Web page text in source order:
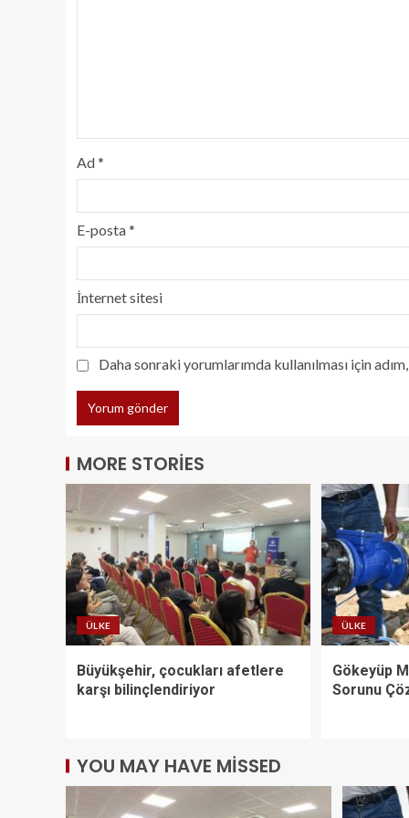
Ad*
E-posta*
İnternet sitesi
Daha sonraki yorumlarımda kullanılması için
MORE STORIES
ÜLKE
Büyükşehir, çocukları afetlere
karşı bilinçlendiriyor
ÜLKE
Gökeyüp
Sorunu
YOU MAY HAVE MISSED